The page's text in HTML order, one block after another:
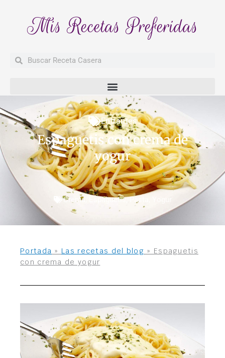
Mis Recetas Preferidas
BuscarBuscar
Entrantes
Espaguetis con crema de
yogur
Crema Espaguetis,Pasta
Portada » Las recetas del blog » Espaguetis
con crema de yogur